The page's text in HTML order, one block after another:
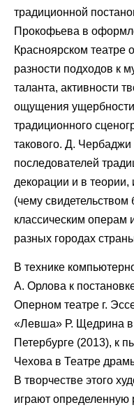
традиционной
Прокофьева в
Красноярском театре
разности подходов к
таланта, активности
ощущения
традиционного
такового. Д. Чербаджи
последователей
декорации и в теории,
(чему свидетельством
классическим операм
разных городах
В технике
А. Орлова к
Оперном театре г.
«Левша» Р. Щедрина в
Петербурге (2013), к
Чехова в Театре
В творчестве этого
играют определенную